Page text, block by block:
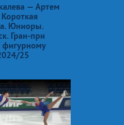
— Артем
Юниоры.
Гран-при
фигурному
25